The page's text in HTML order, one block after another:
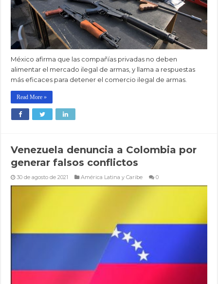
México afirma que las compañías privadas no deben
alimentar el mercado ilegal de armas, y llama a respuestas
más eficaces para detener el comercio ilegal de armas.
Read More »
Venezuela denuncia a Colombia por
generar falsos conflictos
30 de agosto de 2021 América Latina y Caribe 0